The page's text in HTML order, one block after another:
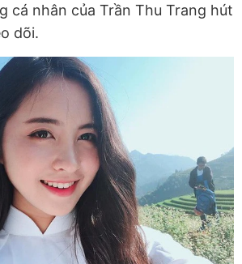
cá nhân của Trần Thu Trang hút
dõi.